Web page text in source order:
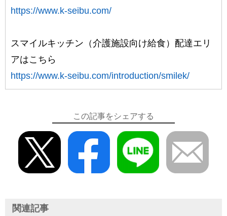
https://www.k-seibu.com/
スマイルキッチン（介護施設向け給食）配達エリ
アはこちら
https://www.k-seibu.com/introduction/smilek/
この記事をシェアする
関連記事